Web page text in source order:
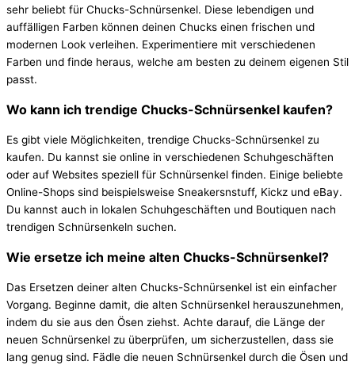
sehr beliebt für Chucks-Schnürsenkel. Diese lebendigen und
auffälligen Farben können deinen Chucks einen frischen und
modernen Look verleihen. Experimentiere mit verschiedenen
Farben und finde heraus, welche am besten zu deinem eigenen Stil
passt.
Wo kann ich trendige Chucks-Schnürsenkel kaufen?
Es gibt viele Möglichkeiten, trendige Chucks-Schnürsenkel zu
kaufen. Du kannst sie online in verschiedenen Schuhgeschäften
oder auf Websites speziell für Schnürsenkel finden. Einige beliebte
Online-Shops sind beispielsweise Sneakersnstuff, Kickz und eBay.
Du kannst auch in lokalen Schuhgeschäften und Boutiquen nach
trendigen Schnürsenkeln suchen.
Wie ersetze ich meine alten Chucks-Schnürsenkel?
Das Ersetzen deiner alten Chucks-Schnürsenkel ist ein einfacher
Vorgang. Beginne damit, die alten Schnürsenkel herauszunehmen,
indem du sie aus den Ösen ziehst. Achte darauf, die Länge der
neuen Schnürsenkel zu überprüfen, um sicherzustellen, dass sie
lang genug sind. Fädle die neuen Schnürsenkel durch die Ösen und